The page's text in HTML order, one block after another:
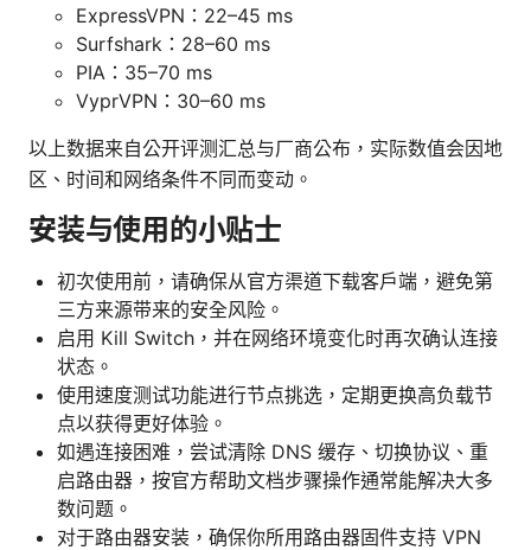
ExpressVPN：22–45 ms
Surfshark：28–60 ms
PIA：35–70 ms
VyprVPN：30–60 ms
以上数据来自公开评测汇总与厂商公布，实际数值会因地
区、时间和网络条件不同而变动。
安装与使用的小贴士
初次使用前，请确保从官方渠道下载客户端，避免第
三方来源带来的安全风险。
启用 Kill Switch，并在网络环境变化时再次确认连接
状态。
使用速度测试功能进行节点挑选，定期更换高负载节
点以获得更好体验。
如遇连接困难，尝试清除 DNS 缓存、切换协议、重
启路由器，按官方帮助文档步骤操作通常能解决大多
数问题。
对于路由器安装，确保你所用路由器固件支持 VPN